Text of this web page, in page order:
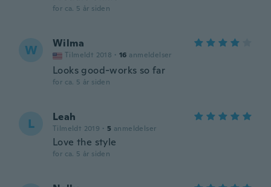
for ca. 5 år siden
W Wilma
Tilmeldt 2018 · 16 anmeldelser
Looks good-works so far
for ca. 5 år siden
L Leah
Tilmeldt 2019 · 5 anmeldelser
Love the style
for ca. 5 år siden